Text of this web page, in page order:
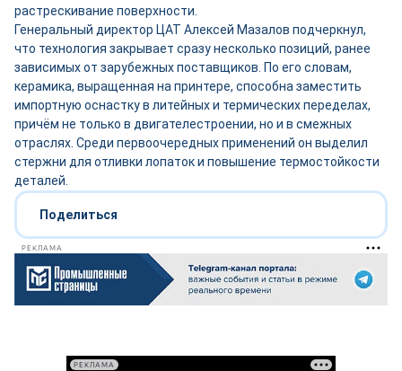
растрескивание поверхности.
Генеральный директор ЦАТ Алексей Мазалов подчеркнул,
что технология закрывает сразу несколько позиций, ранее
зависимых от зарубежных поставщиков. По его словам,
керамика, выращенная на принтере, способна заместить
импортную оснастку в литейных и термических переделах,
причём не только в двигателестроении, но и в смежных
отраслях. Среди первоочередных применений он выделил
стержни для отливки лопаток и повышение термостойкости
деталей.
Поделиться
РЕКЛАМА
РЕКЛАМА